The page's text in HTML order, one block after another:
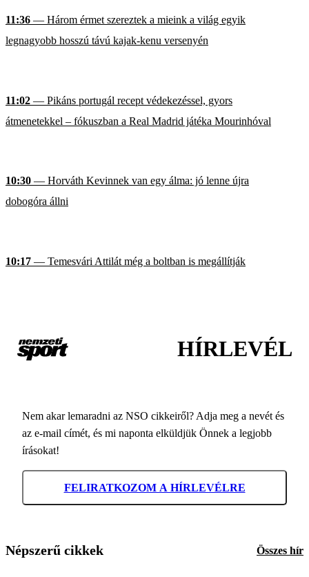
11:36 — Három érmet szereztek a mieink a világ egyik
legnagyobb hosszú távú kajak-kenu versenyén
11:02 — Pikáns portugál recept védekezéssel, gyors
átmenetekkel – fókuszban a Real Madrid játéka Mourinhóval
10:30 — Horváth Kevinnek van egy álma: jó lenne újra
dobogóra állni
10:17 — Temesvári Attilát még a boltban is megállítják
HÍRLEVÉL
Nem akar lemaradni az NSO cikkeiről? Adja meg a nevét és
az e-mail címét, és mi naponta elküldjük Önnek a legjobb
írásokat!
FELIRATKOZOM A HÍRLEVÉLRE
Népszerű cikkek Összes hír